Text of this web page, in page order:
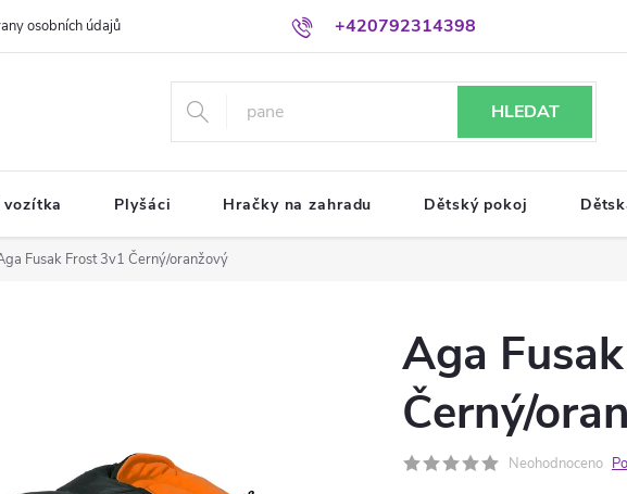
+420792314398
osobních údajů
HLEDAT
Plyšáci Hračky na zahradu Dětský pokoj
Fusak Frost 3v1 Černý/oranžový
Aga
Černý/
Neohodnoceno